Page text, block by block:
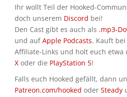
Ihr wollt Teil der Hooked-
doch unserem Discord bei!
Den Cast gibt es auch als .mp3-
und aufApple Podcasts. Kauft
Affiliate-Links und holt euch etwa
X oder die PlayStation 5!
Falls euch Hooked gefällt, dann
Patreon.com/hooked oder Steady